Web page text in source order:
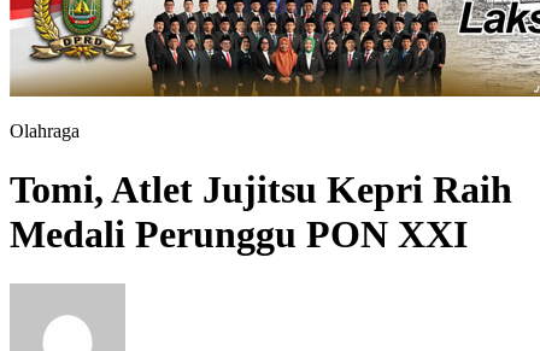
Olahraga
Tomi, Atlet Jujitsu Kepri Raih
Medali Perunggu PON XXI